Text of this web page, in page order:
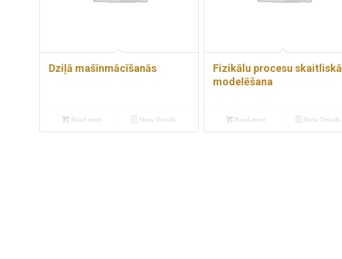
Dziļā mašīnmācīšanās
Read more Show Details
Fizikālu procesu skaitliskā
modelēšana
Read more Show Details